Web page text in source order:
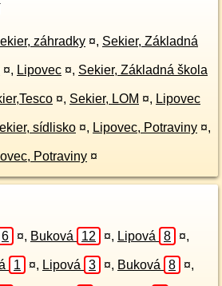
záhradky ¤, Sekier, Základná
¤, Lipovec ¤, Sekier, Základná škola
¤, Sekier, LOM ¤, Lipovec
sídlisko ¤, Lipovec, Potraviny ¤,
Potraviny ¤
6 ¤, Buková 12 ¤, Lipová 8 ¤,
1 ¤, Lipová 3 ¤, Buková 8 ¤,